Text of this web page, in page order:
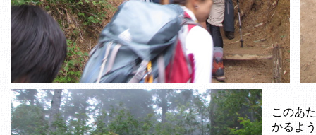
このあ
かるよ